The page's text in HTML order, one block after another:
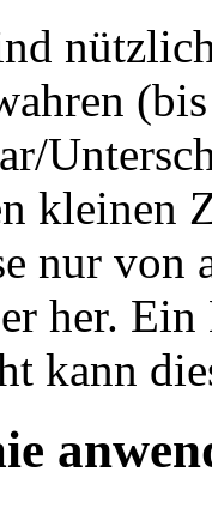
kleinen
nur von
her.
kann